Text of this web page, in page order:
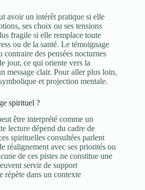
avoir un intérêt pratique si elle
ses choix ou ses tensions
fragile si elle remplace toute
ou de la santé. Le témoignage
contraire des pensées nocturnes
jour, ce qui oriente vers la
message clair. Pour aller plus loin,
et projection mentale.
spirituel ?
être interprété comme un
lecture dépend du cadre de
spirituelles consultées parlent
réalignement avec ses priorités ou
de ces pistes ne constitue une
servir de support
répète dans un contexte